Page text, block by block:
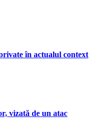
în actualul context
vizată de un atac